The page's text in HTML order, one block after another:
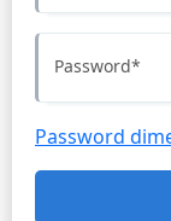
Password*
Password